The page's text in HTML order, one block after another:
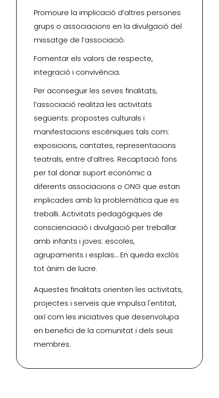
Promoure la implicació d’altres persones
grups o associacions en la divulgació del
missatge de l’associació.
Fomentar els valors de respecte,
integració i convivència.
Per aconseguir les seves finalitats,
l’associació realitza les activitats
següents: propostes culturals i
manifestacions escèniques tals com:
exposicions, cantates, representacions
teatrals, entre d’altres. Recaptació fons
per tal donar suport econòmic a
diferents associacions o ONG que estan
implicades amb la problemàtica que es
treballi. Activitats pedagògiques de
conscienciació i divulgació per treballar
amb infants i joves: escoles,
agrupaments i esplais… En queda exclòs
tot ànim de lucre.
Aquestes finalitats orienten les activitats,
projectes i serveis que impulsa l'entitat,
així com les iniciatives que desenvolupa
en benefici de la comunitat i dels seus
membres.